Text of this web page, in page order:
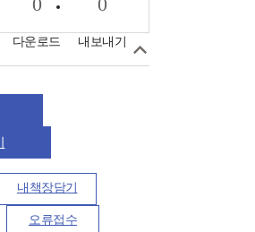
다운로드 내보내기
내책장담기
오류접수